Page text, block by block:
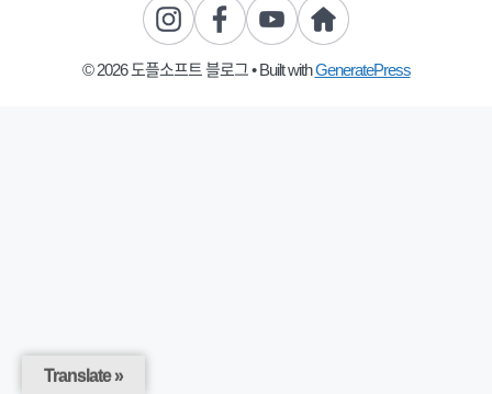
© 2026 도플소프트 블로그• Built withGeneratePress
Translate »